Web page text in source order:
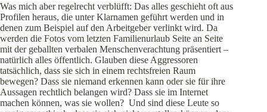
Was mich aber regelrecht verblüfft: Das alles geschieht oft aus
Profilen heraus, die unter Klarnamen geführt werden und in
denen zum Beispiel auf den Arbeitgeber verlinkt wird. Da
werden die Fotos vom letzten Familienurlaub Seite an Seite
mit der geballten verbalen Menschenverachtung präsentiert –
natürlich alles öffentlich. Glauben diese Aggressoren
tatsächlich, dass sie sich in einem rechtsfreien Raum
bewegen? Dass sie niemand erkennen kann oder sie für ihre
Aussagen rechtlich belangen wird? Dass sie im Internet
machen können, was sie wollen? Und sind diese Leute so